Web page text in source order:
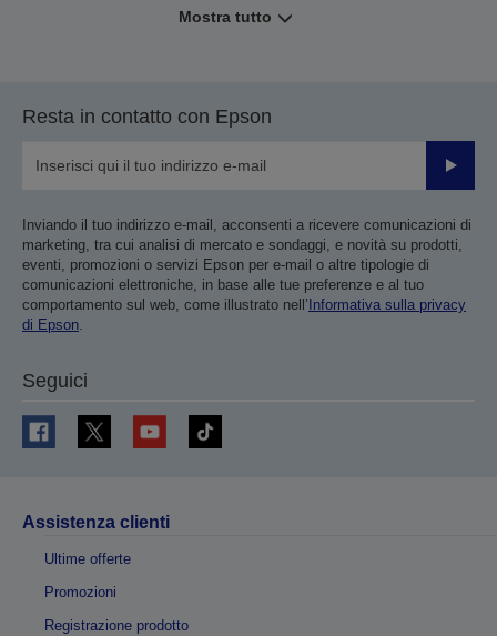
Mostra tutto
Resta in contatto con Epson
Invia
Inviando il tuo indirizzo e-mail, acconsenti a ricevere comunicazioni di
marketing, tra cui analisi di mercato e sondaggi, e novità su prodotti,
eventi, promozioni o servizi Epson per e-mail o altre tipologie di
comunicazioni elettroniche, in base alle tue preferenze e al tuo
comportamento sul web, come illustrato nell’ Informativa sulla privacy
di Epson.
Seguici
Assistenza clienti
Ultime offerte
Promozioni
Registrazione prodotto